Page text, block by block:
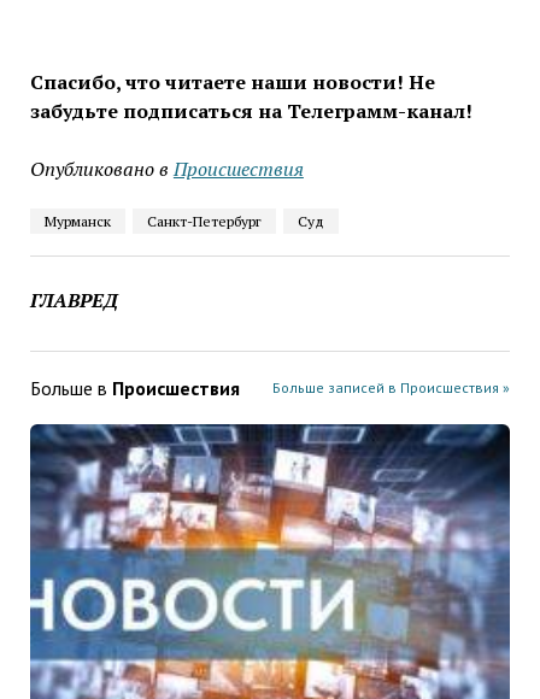
Спасибо, что читаете наши новости! Не
забудьте подписаться на Телеграмм-канал!
Опубликовано в Проиcшествия
Мурманск Санкт-Петербург Суд
ГЛАВРЕД
Больше в Проиcшествия Больше записей в Проиcшествия »